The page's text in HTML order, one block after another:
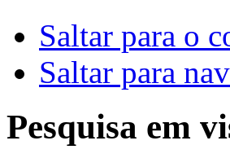
Saltar para o
Saltar para
Pesquisa em